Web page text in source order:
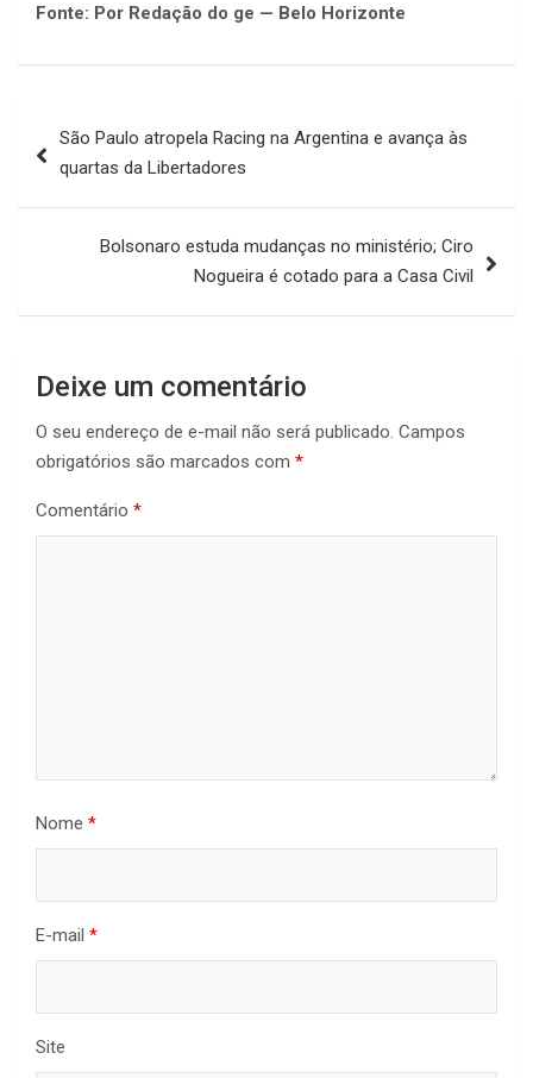
Fonte: Por Redação do ge — Belo Horizonte
de
São Paulo atropela Racing na Argentina e avança às
quartas da Libertadores
Bolsonaro estuda mudanças no ministério; Ciro
Nogueira é cotado para a Casa Civil
Deixe um comentário
O seu endereço de e-mail não será publicado. Campos
obrigatórios são marcados com *
Comentário *
Nome *
E-mail *
Site